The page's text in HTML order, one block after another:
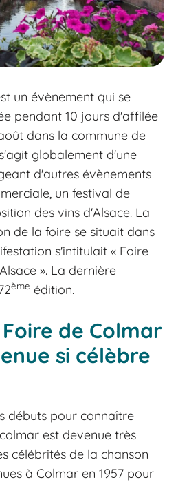
un évènement qui se
pendant 10 jours d'affilée
dans la commune de
globalement d'une
d'autres évènements
un festival de
des vins d'Alsace. La
de la foire se situait dans
s'intitulait « Foire
». La dernière
ème édition.
de Colmar
si célèbre
débuts pour connaître
est devenue très
célébrités de la chanson
à Colmar en 1957 pour